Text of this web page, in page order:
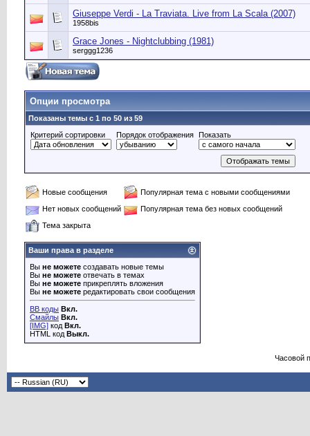
Giuseppe Verdi - La Traviata. Live from La Scala (2007)
1958bis
Grace Jones - Nightclubbing (1981)
serggg1236
Опции просмотра
Показаны темы с 1 по 50 из 59
Критерий сортировки
Порядок отображения Показать
Новые сообщения
Популярная тема с новыми сообщениями
Нет новых сообщений
Популярная тема без новых сообщений
Тема закрыта
Ваши права в разделе
Вы не можете создавать новые темы
Вы не можете отвечать в темах
Вы не можете прикреплять вложения
Вы не можете редактировать свои сообщения
BB коды Вкл.
Смайлы Вкл.
[IMG] код Вкл.
HTML код Выкл.
Часовой